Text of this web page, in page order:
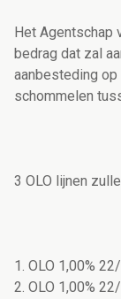
Het Agentschap
bedrag dat zal
aanbesteding op
schommelen
3 OLO lijnen
1. OLO 1,00%
2. OLO 1,00%